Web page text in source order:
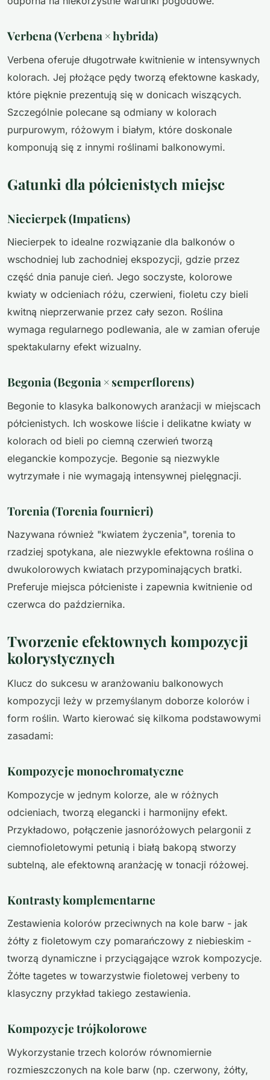
Verbena (Verbena × hybrida)
Verbena oferuje długotrwałe kwitnienie w intensywnych
kolorach. Jej płożące pędy tworzą efektowne kaskady,
które pięknie prezentują się w donicach wiszących.
Szczególnie polecane są odmiany w kolorach
purpurowym, różowym i białym, które doskonale
komponują się z innymi roślinami balkonowymi.
Gatunki dla półcienistych miejsc
Niecierpek (Impatiens)
Niecierpek to idealne rozwiązanie dla balkonów o
wschodniej lub zachodniej ekspozycji, gdzie przez
część dnia panuje cień. Jego soczyste, kolorowe
kwiaty w odcieniach różu, czerwieni, fioletu czy bieli
kwitną nieprzerwanie przez cały sezon. Roślina
wymaga regularnego podlewania, ale w zamian oferuje
spektakularny efekt wizualny.
Begonia (Begonia × semperflorens)
Begonie to klasyka balkonowych aranżacji w miejscach
półcienistych. Ich woskowe liście i delikatne kwiaty w
kolorach od bieli po ciemną czerwień tworzą
eleganckie kompozycje. Begonie są niezwykle
wytrzymałe i nie wymagają intensywnej pielęgnacji.
Torenia (Torenia fournieri)
Nazywana również "kwiatem życzenia", torenia to
rzadziej spotykana, ale niezwykle efektowna roślina o
dwukolorowych kwiatach przypominających bratki.
Preferuje miejsca półcieniste i zapewnia kwitnienie od
czerwca do października.
Tworzenie efektownych kompozycji
kolorystycznych
Klucz do sukcesu w aranżowaniu balkonowych
kompozycji leży w przemyślanym doborze kolorów i
form roślin. Warto kierować się kilkoma podstawowymi
zasadami:
Kompozycje monochromatyczne
Kompozycje w jednym kolorze, ale w różnych
odcieniach, tworzą elegancki i harmonijny efekt.
Przykładowo, połączenie jasnoróżowych pelargonii z
ciemnofioletowymi petunią i białą bakopą stworzy
subtelną, ale efektowną aranżację w tonacji różowej.
Kontrasty komplementarne
Zestawienia kolorów przeciwnych na kole barw - jak
żółty z fioletowym czy pomarańczowy z niebieskim -
tworzą dynamiczne i przyciągające wzrok kompozycje.
Żółte tagetes w towarzystwie fioletowej verbeny to
klasyczny przykład takiego zestawienia.
Kompozycje trójkolorowe
Wykorzystanie trzech kolorów równomiernie
rozmieszczonych na kole barw (np. czerwony, żółty,